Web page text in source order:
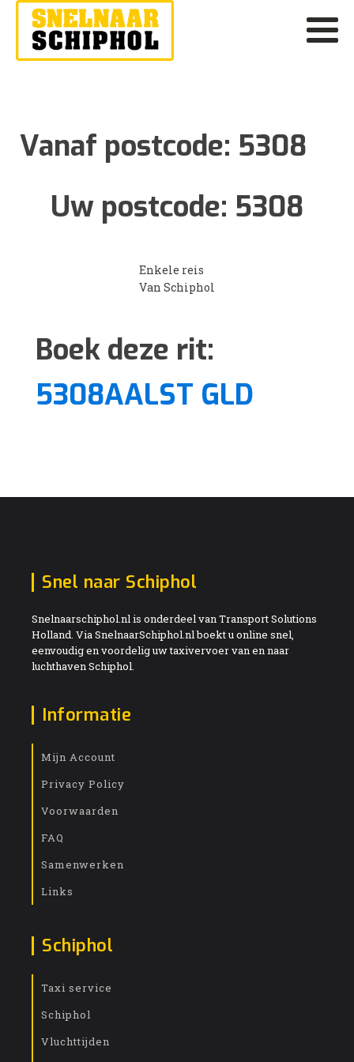
Vanaf postcode: 5308
Uw postcode: 5308
Enkele reis
Van Schiphol
Boek deze rit:
5308AALST GLD
Snel naar Schiphol
Snelnaarschiphol.nl is onderdeel van Transport Solutions
Holland. Via SnelnaarSchiphol.nl boekt u online snel,
eenvoudig en voordelig uw taxivervoer van en naar
luchthaven Schiphol.
Informatie
Mijn Account
Privacy Policy
Voorwaarden
FAQ
Samenwerken
Links
Schiphol
Taxi service
Schiphol
Vluchttijden